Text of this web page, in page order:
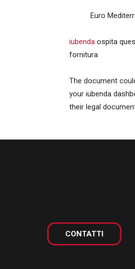
Euro
iubenda ospita
fornitura
The document
your iubenda
their legal
CONTATTI